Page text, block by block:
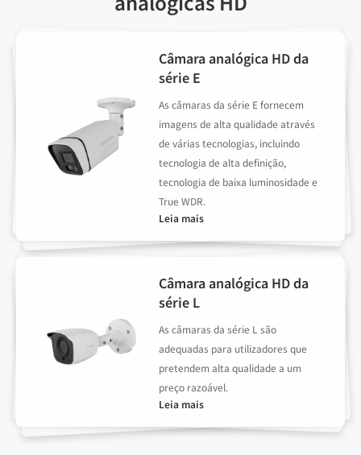
Câmara analógica HD da
série E
As câmaras da série E fornecem
imagens de alta qualidade através
de várias tecnologias, incluindo
tecnologia de alta definição,
tecnologia de baixa luminosidade e
True WDR.
Leia mais
Câmara analógica HD da
série L
As câmaras da série L são
adequadas para utilizadores que
pretendem alta qualidade a um
preço razoável.
Leia mais